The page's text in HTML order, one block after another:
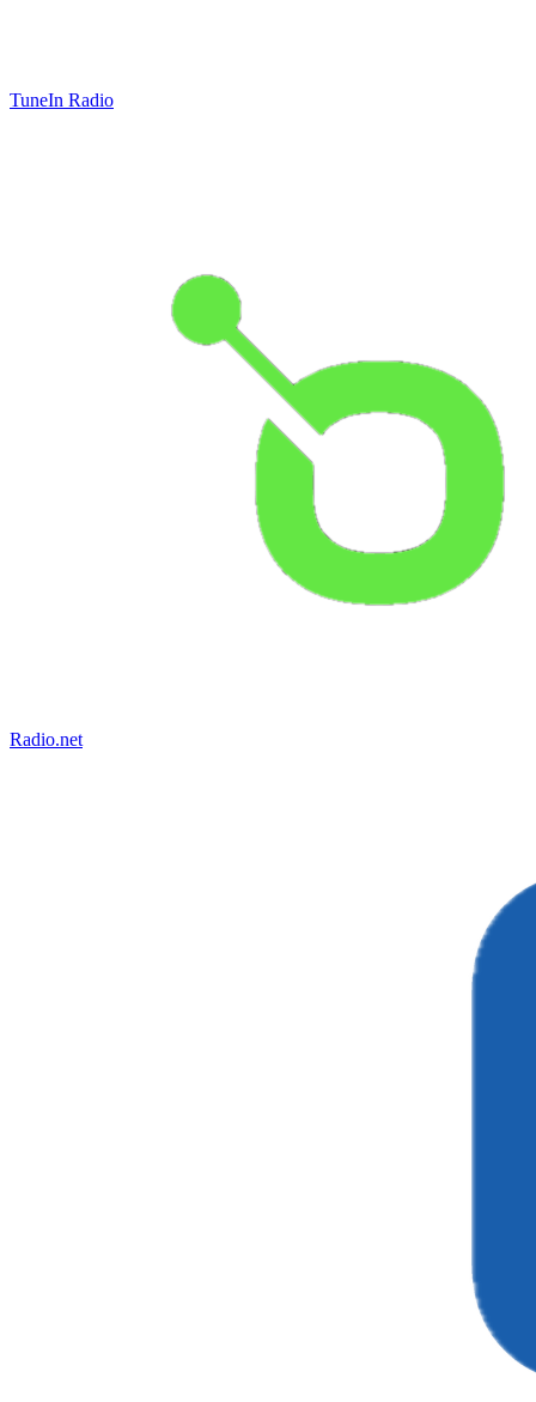
TuneIn Radio
Radio.net